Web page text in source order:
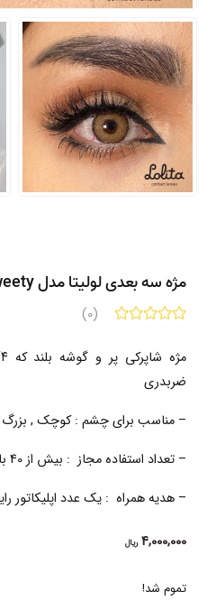
مژه سه بعدی لولیتا مدل sweety
(0)
ضربدری
– مناسب برای چشم :کوچک , بزرگ
– تعداد استفاده مجاز : بیش از 40 بار
– هدیه همراه : یک عدد اپلیکاتور
4,000,000 ریال
تموم شد!